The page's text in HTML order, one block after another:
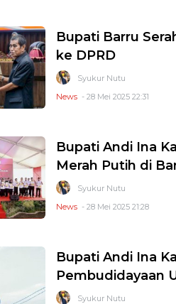
Bupati Barru
ke DPRD
Syukur Nutu
News - 28 Mei 2025 22:31
Bupati Andi Ina
Merah Putih di
Syukur Nutu
News - 28 Mei 2025 21:28
Bupati Andi Ina
Pembudidayaan
Syukur Nutu